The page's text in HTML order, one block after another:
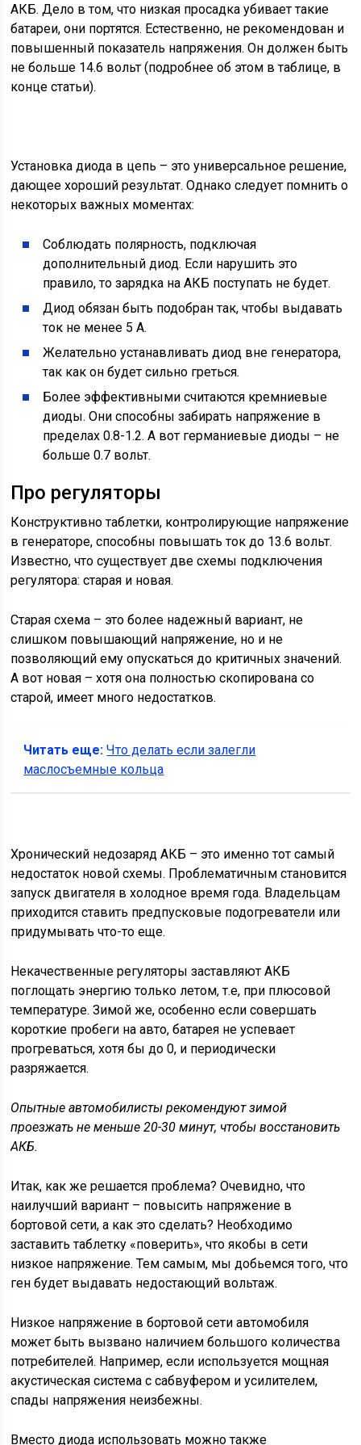
АКБ. Дело в том, что низкая просадка убивает такие
батареи, они портятся. Естественно, не рекомендован и
повышенный показатель напряжения. Он должен быть
не больше 14.6 вольт (подробнее об этом в таблице, в
конце статьи).
Установка диода в цепь – это универсальное решение,
дающее хороший результат. Однако следует помнить о
некоторых важных моментах:
Соблюдать полярность, подключая
дополнительный диод. Если нарушить это
правило, то зарядка на АКБ поступать не будет.
Диод обязан быть подобран так, чтобы выдавать
ток не менее 5 А.
Желательно устанавливать диод вне генератора,
так как он будет сильно греться.
Более эффективными считаются кремниевые
диоды. Они способны забирать напряжение в
пределах 0.8-1.2. А вот германиевые диоды – не
больше 0.7 вольт.
Про регуляторы
Конструктивно таблетки, контролирующие напряжение
в генераторе, способны повышать ток до 13.6 вольт.
Известно, что существует две схемы подключения
регулятора: старая и новая.
Старая схема – это более надежный вариант, не
слишком повышающий напряжение, но и не
позволяющий ему опускаться до критичных значений.
А вот новая – хотя она полностью скопирована со
старой, имеет много недостатков.
Читать еще: Что делать если залегли
маслосъемные кольца
Хронический недозаряд АКБ – это именно тот самый
недостаток новой схемы. Проблематичным становится
запуск двигателя в холодное время года. Владельцам
приходится ставить предпусковые подогреватели или
придумывать что-то еще.
Некачественные регуляторы заставляют АКБ
поглощать энергию только летом, т.е, при плюсовой
температуре. Зимой же, особенно если совершать
короткие пробеги на авто, батарея не успевает
прогреваться, хотя бы до 0, и периодически
разряжается.
Опытные автомобилисты рекомендуют зимой
проезжать не меньше 20-30 минут, чтобы восстановить
АКБ.
Итак, как же решается проблема? Очевидно, что
наилучший вариант – повысить напряжение в
бортовой сети, а как это сделать? Необходимо
заставить таблетку «поверить», что якобы в сети
низкое напряжение. Тем самым, мы добьемся того, что
ген будет выдавать недостающий вольтаж.
Низкое напряжение в бортовой сети автомобиля
может быть вызвано наличием большого количества
потребителей. Например, если используется мощная
акустическая система с сабвуфером и усилителем,
спады напряжения неизбежны.
Вместо диода использовать можно также